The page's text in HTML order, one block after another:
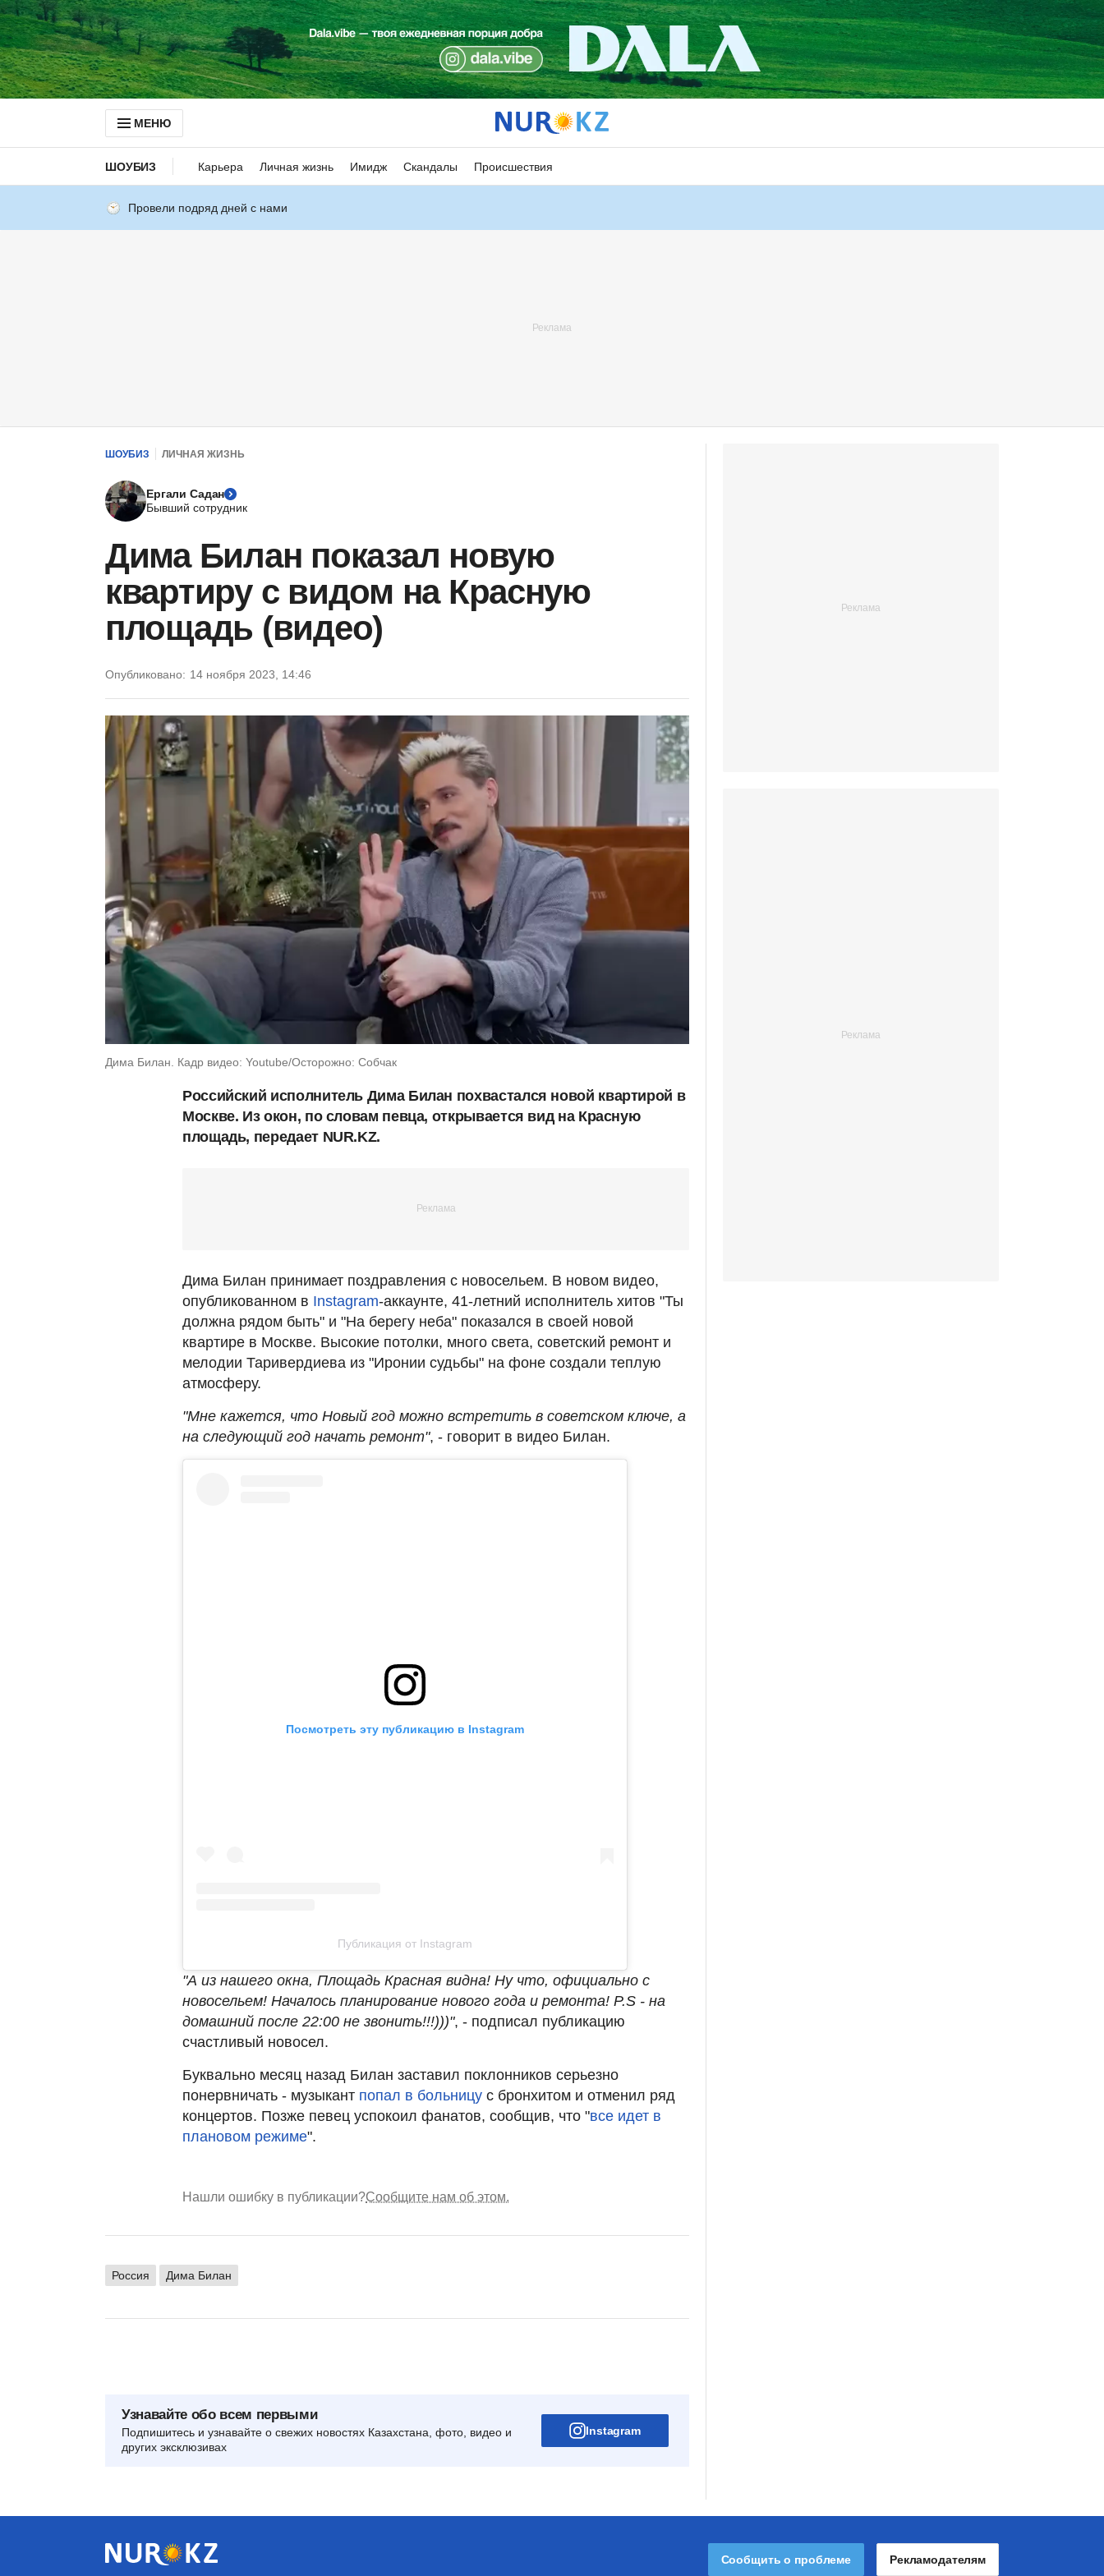
МЕНЮ
ШОУБИЗ Карьера Личная жизнь Имидж Скандалы Происшествия
Провели подряд дней с нами
ШОУБИЗ ЛИЧНАЯ ЖИЗНЬ
Ергали Садан
Бывший сотрудник
Дима Билан показал новую
квартиру с видом на Красную
площадь (видео)
Опубликовано: 14 ноября 2023, 14:46
Дима Билан. Кадр видео: Youtube/Осторожно: Собчак
Российский исполнитель Дима Билан похвастался новой квартирой в
Москве. Из окон, по словам певца, открывается вид на Красную
площадь, передает NUR.KZ.
Дима Билан принимает поздравления с новосельем. В новом видео,
опубликованном в Instagram-аккаунте, 41-летний исполнитель хитов "Ты
должна рядом быть" и "На берегу неба" показался в своей новой
квартире в Москве. Высокие потолки, много света, советский ремонт и
мелодии Таривердиева из "Иронии судьбы" на фоне создали теплую
атмосферу.
"Мне кажется, что Новый год можно встретить в советском ключе, а
на следующий год начать ремонт", - говорит в видео Билан.
Посмотреть эту публикацию в Instagram
Публикация от Instagram
"А из нашего окна, Площадь Красная видна! Ну что, официально с
новосельем! Началось планирование нового года и ремонта! P.S - на
домашний после 22:00 не звонить!!!)))", - подписал публикацию
счастливый новосел.
Буквально месяц назад Билан заставил поклонников серьезно
понервничать - музыкант попал в больницу с бронхитом и отменил ряд
концертов. Позже певец успокоил фанатов, сообщив, что "все идет в
плановом режиме".
Нашли ошибку в публикации?Сообщите нам об этом.
Россия Дима Билан
Узнавайте обо всем первыми
Подпишитесь и узнавайте о свежих новостях Казахстана, фото, видео и
других эксклюзивах
Instagram
Сообщить о проблеме Рекламодателям